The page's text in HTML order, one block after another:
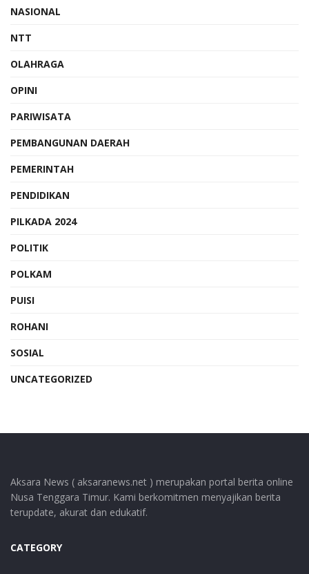
NASIONAL
NTT
OLAHRAGA
OPINI
PARIWISATA
PEMBANGUNAN DAERAH
PEMERINTAH
PENDIDIKAN
PILKADA 2024
POLITIK
POLKAM
PUISI
ROHANI
SOSIAL
UNCATEGORIZED
Aksara News ( aksaranews.net ) merupakan portal berita online
Nusa Tenggara Timur. Kami berkomitmen menyajikan berita
terupdate, akurat dan edukatif.
CATEGORY